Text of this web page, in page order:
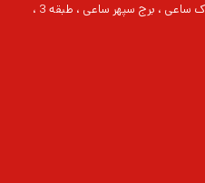
تهران, خیابان ولیعصر, پایین تر از پارک ساعی ، برج سپهر ساعی ، طبقه 3 ،